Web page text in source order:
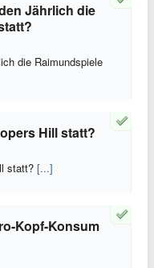
Jährlich die
die Raimundspiele
Hill statt?
statt? [...]
Kopf-Konsum